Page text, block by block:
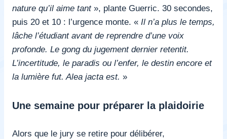
nature qu’il aime tant», plante Guerric. 30 secondes,
puis 20 et 10 : l’urgence monte. « Il n’a plus le temps,
lâche l’étudiant avant de reprendre d’une voix
profonde. Le gong du jugement dernier retentit.
L’incertitude, le paradis ou l’enfer, le destin encore et
la lumière fut. Alea jacta est. »
Une semaine pour préparer la plaidoirie
Alors que le jury se retire pour délibérer,